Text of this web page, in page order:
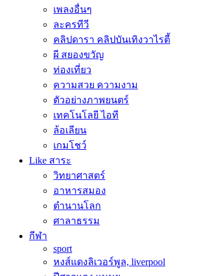
เพลงอื่นๆ
ละครทีวี
คลิปดารา คลิปบันเทิงวาไรตี้
ผี สยองขวัญ
ท่องเที่ยว
ความสวย ความงาม
ตัวอย่างภาพยนตร์
เทคโนโลยี ไอที
ล้อเลียน
เกมโชว์
Like สาระ
วิทยาศาสตร์
อาหารสมอง
ตำนานโลก
ศาลาธรรม
กีฬา
sport
หงส์แดงลิเวอร์พูล, liverpool